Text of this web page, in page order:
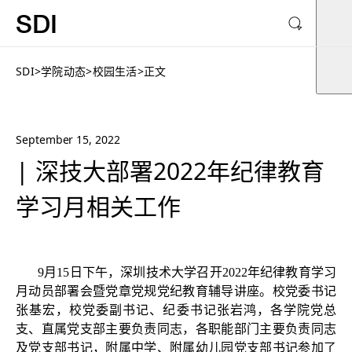
SDI
SDI>学院动态>校园生活>正文
September 15, 2022
| 深技大部署2022年纪律教育
学习月相关工作
9月15日下午，深圳技术大学召开2022年纪律教育学习
月动员部署会暨党章党规党纪教育辅导讲座。校党委书记
张基宏，校党委副书记、纪委书记张岩鸿，各学院党总
支、直属党支部主要负责同志，各职能部门主要负责同志
及党支部书记，附属中学、附属幼儿园党支部书记参加了